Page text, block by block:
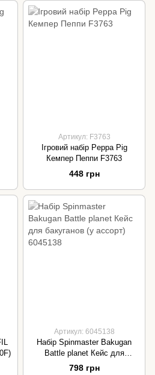
Артикул: F3763
Ігровий набір Peppa Pig
Кемпер Пеппи F3763
448 грн
Артикул: 6045138
Набір Spinmaster Bakugan
Battle planet Кейс для
бакуганов (у ассорт) 6045138
798 грн